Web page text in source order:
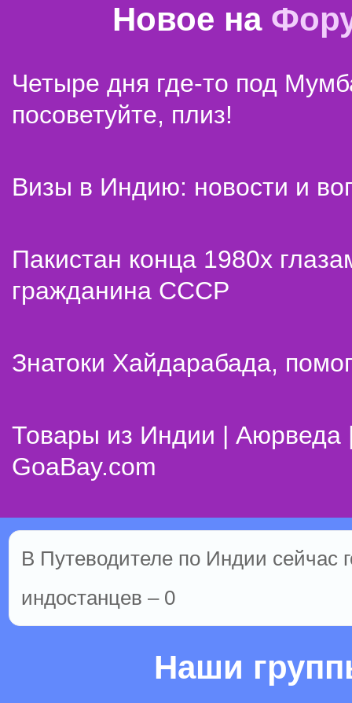
Новое на
Четыре дня где-то под
посоветуйте, плиз!
Визы в Индию: новости и
Пакистан конца 1980х
гражданина СССР
Знатоки Хайдарабада,
Товары из Индии | Аюрведа
GoaBay.com
В Путеводителе по Индии сейчас
индостанцев – 0
Наши